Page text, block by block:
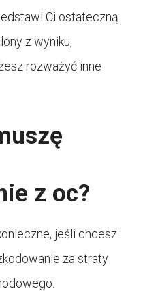
Ci ostateczną
z wyniku,
rozważyć inne
z oc?
jeśli chcesz
za straty